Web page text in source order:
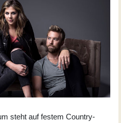
steht auf festem Country-